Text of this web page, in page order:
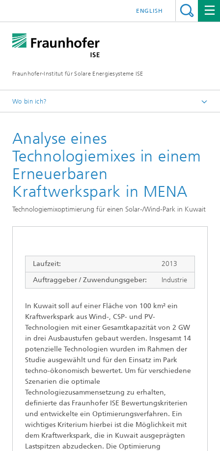
Fraunhofer-Institut für Solare Energiesysteme ISE
ENGLISH
Wo bin ich?
Forschungsprojekte
Analyse eines
Technologiemixes in einem
Erneuerbaren
Kraftwerkspark in MENA
Technologiemixoptimierung für einen Solar-/Wind-Park in Kuwait
Laufzeit:
2013
Auftraggeber / Zuwendungsgeber:
Industrie
In Kuwait soll auf einer Fläche von 100 km² ein
Kraftwerkspark aus Wind-, CSP- und PV-
Technologien mit einer Gesamtkapazität von 2 GW
in drei Ausbaustufen gebaut werden. Insgesamt 14
potenzielle Technologien wurden im Rahmen der
Studie ausgewählt und für den Einsatz im Park
techno-ökonomisch bewertet. Um für verschiedene
Szenarien die optimale
Technologiezusammensetzung zu erhalten,
definierte das Fraunhofer ISE Bewertungskriterien
und entwickelte ein Optimierungsverfahren. Ein
wichtiges Kriterium hierbei ist die Möglichkeit mit
dem Kraftwerkspark, die in Kuwait ausgeprägten
Lastspitzen abzudecken. Die Optimierung